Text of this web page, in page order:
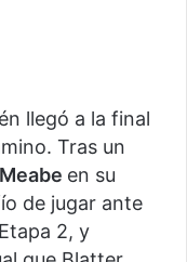
llegó a la final
Tras un
en su
de jugar ante
2, y